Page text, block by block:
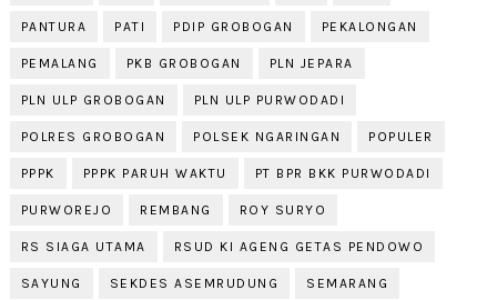
PANTURA PATI PDIP GROBOGAN PEKALONGAN
PEMALANG PKB GROBOGAN PLN JEPARA
PLN ULP GROBOGAN PLN ULP PURWODADI
POLRES GROBOGAN POLSEK NGARINGAN POPULER
PPPK PPPK PARUH WAKTU PT BPR BKK PURWODADI
PURWOREJO REMBANG ROY SURYO
RS SIAGA UTAMA RSUD KI AGENG GETAS PENDOWO
SAYUNG SEKDES ASEMRUDUNG SEMARANG